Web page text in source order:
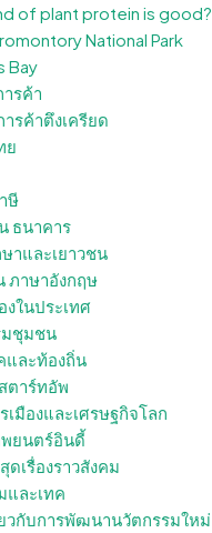
of plant protein is good?
National Park
Bay
รค้า
ารค้าตึงเครียด
ย
ษี
ธนาคาร
าและเยาวชน
ภาษาอังกฤษ
งในประเทศ
มชุมชน
และท้องถิ่น
ตาร์ทอัพ
เมืองและเศรษฐกิจโลก
ยนตร์อินดี้
ดเรื่องราวสังคม
และเทค
วกับการพัฒนานวัตกรรมใหม่